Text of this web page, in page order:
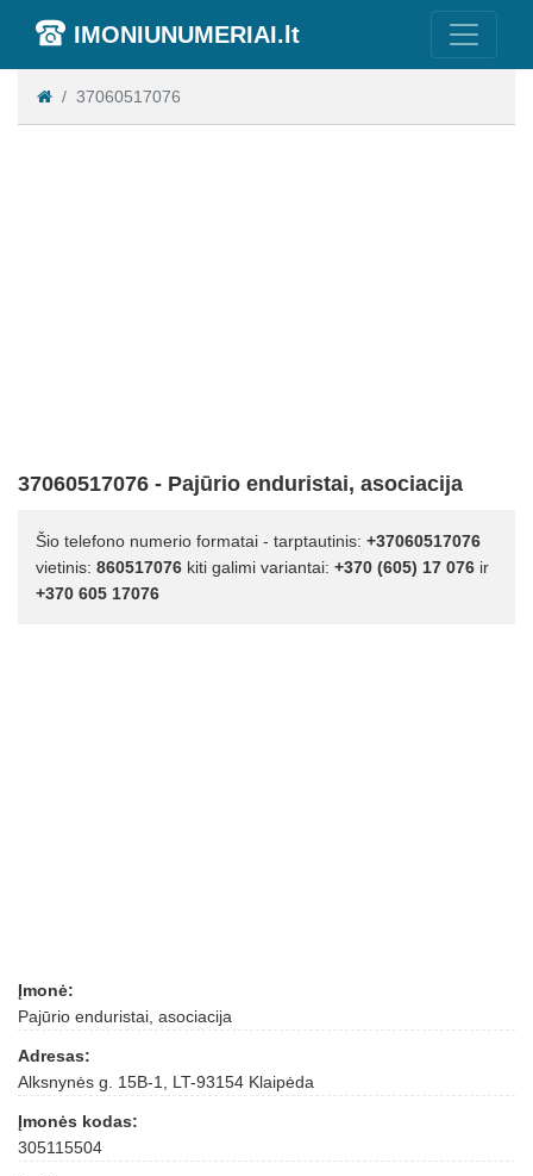
IMONIUNUMERIAI.lt
37060517076
37060517076 - Pajūrio enduristai, asociacija
Šio telefono numerio formatai - tarptautinis: +37060517076
vietinis: 860517076 kiti galimi variantai: +370 (605) 17 076 ir
+370 605 17076
Įmonė:
Pajūrio enduristai, asociacija
Adresas:
Alksnynės g. 15B-1, LT-93154 Klaipėda
Įmonės kodas:
305115504